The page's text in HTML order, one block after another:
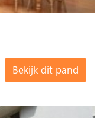
Bekijk dit pand